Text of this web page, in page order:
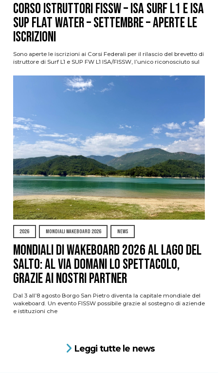
CORSO ISTRUTTORI FISSW – ISA SURF L1 e ISA
SUP Flat Water – SETTEMBRE – APERTE LE
ISCRIZIONI
Sono aperte le iscrizioni ai Corsi Federali per il rilascio del brevetto di
istruttore di Surf L1 e SUP FW L1 ISA/FISSW, l’unico riconosciuto sul
2026 MONDIALI WAKEBOARD 2026 NEWS
Mondiali di Wakeboard 2026 al Lago del
Salto: al via domani lo spettacolo,
grazie ai nostri Partner
Dal 3 all’8 agosto Borgo San Pietro diventa la capitale mondiale del
wakeboard. Un evento FISSW possibile grazie al sostegno di aziende
e istituzioni che
Leggi tutte le news